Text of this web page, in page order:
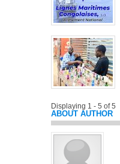
Displaying 1 - 5 of 5
ABOUT AUTHOR